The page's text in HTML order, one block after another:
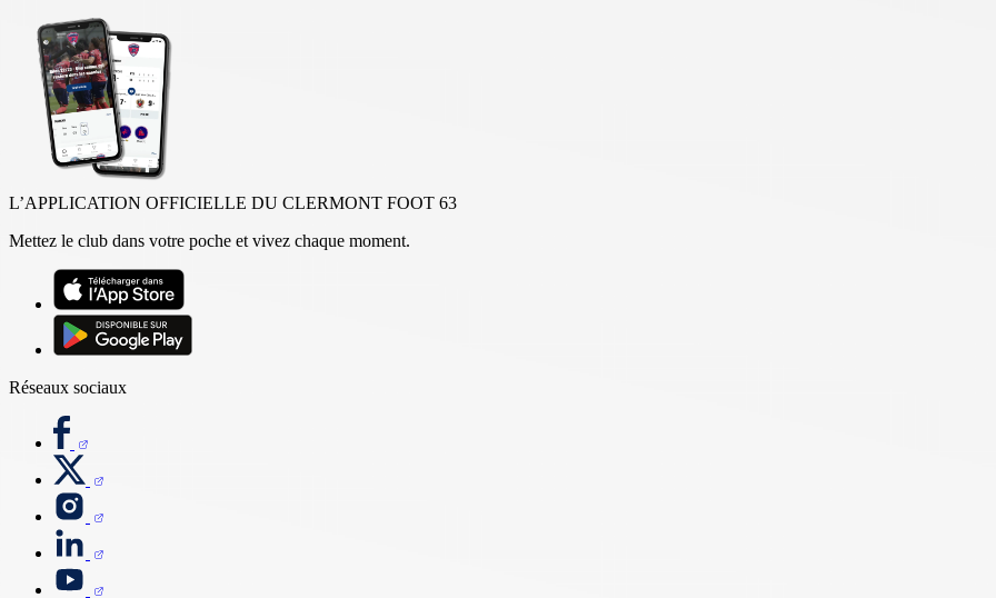
L’APPLICATION OFFICIELLE DU CLERMONT FOOT 63
Mettez le club dans votre poche et vivez chaque moment.
Réseaux sociaux